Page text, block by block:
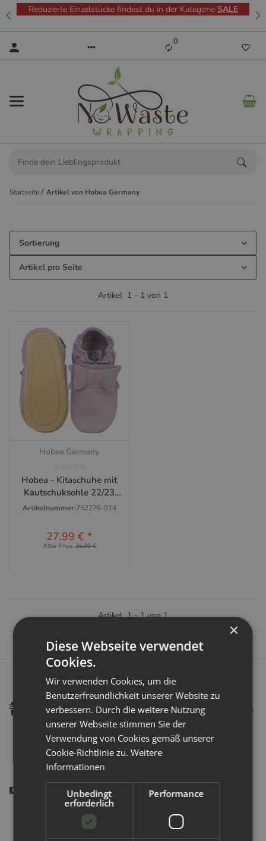
Reduzierte Einzelstücke findest du in der Kategorie SALE
0
Startseite Artikel von Hobea Germany
Sortierung
Artikel pro Seite
Artikel 1 - 1 von 1
Hobea Germany
Hobea - Kitaschuhe mit
Kautschuksohle 22/23
Schleife (pastell lila)
Artikelnummer:752276-014
27,99 €*
Alter Preis: 36,99 €
Artikel1-1von1
Schnelle Lieferung:
Als DHL Premium Partner können wir eine schnellen und
sicheren Versand garantieren. Bestellungen welche uns bis
14:00 Uhr erreichen, werden in der Regel am selben Tag
verschickt.
Hilfe & Support:
Fragen zu unserem Shop? Gern kannst du uns mit Hilfe
unsere Kontaktformulars jederzeit kontaktieren. Bester
Kundenservice - von A bis Z.
×
Diese Webseite verwendet
Cookies.
Wir verwenden Cookies, um die
Benutzerfreundlichkeit unserer Website zu
verbessern. Durch die weitere Nutzung
unserer Webseite stimmen Sie der
Verwendung von Cookies gemäß unserer
Cookie-Richtlinie zu.Weitere
Informationen
Unbedingt
erforderlich
Performance